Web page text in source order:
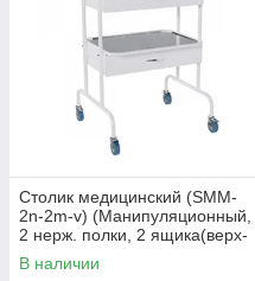
Столик медицинский (SMM-
2n-2m-v) (Манипуляционный,
2 нерж. полки, 2 ящика(верх-
низ) - металл) Стандарт
В наличии